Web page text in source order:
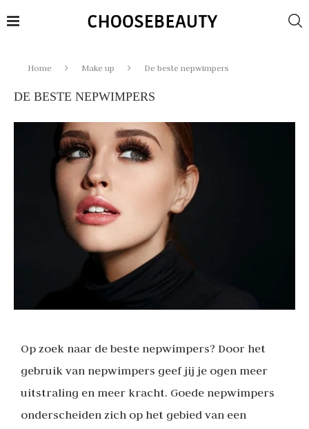
Home Make up De beste nepwimpers
DE BESTE NEPWIMPERS
Op zoek naar de beste nepwimpers? Door het
gebruik van nepwimpers geef jij je ogen meer
uitstraling en meer kracht. Goede nepwimpers
onderscheiden zich op het gebied van een